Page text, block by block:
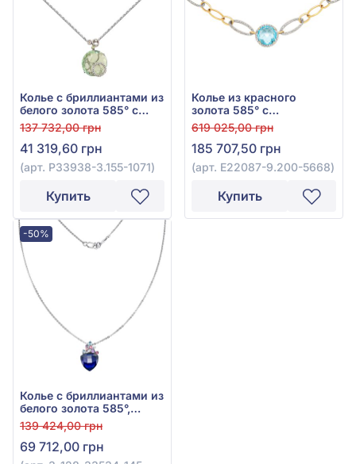
Колье с бриллиантами из
белого золота 585° с
празиолитом 0,03ct,
бриллиантом 0,1ct и
кварцем 8,65ct, арт.
P33938-3.155-1071
137 732,00 грн
41 319,60 грн
(арт. P33938-3.155-1071)
Купить
Колье из красного
золота 585° с
бриллиантом 1,27ct и
топазом Swiss Blue
9,78ct, арт. E22087-
9.200-5668
619 025,00 грн
185 707,50 грн
(арт. E22087-9.200-5668)
Купить
-50%
Колье с бриллиантами из
белого золота 585°,
бриллиант 0,02ct, топаз
Swiss Blue 0,1ct, аметист
0,05ct, турмалин 0,06ct,
синий сапфир гидро.
139 424,00 грн
69 712,00 грн